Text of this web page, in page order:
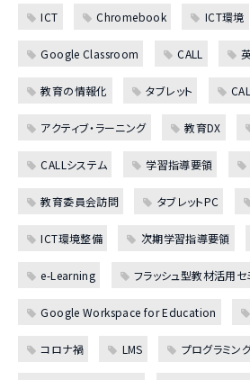
ICT Chromebook ICT環境
Google Classroom CALL
教育の情報化 タブレット
アクティブ・ラーニング 教育DX
CALLシステム 学習指導要領
教育委員会訪問 タブレットPC
ICT環境整備 次期学習指導要領
e-Learning フラッシュ型教材活用セ
Google Workspace for Education
コロナ禍 LMS プログラミン